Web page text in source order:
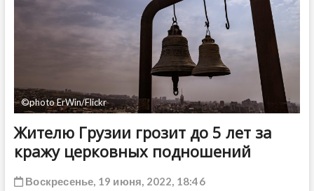
©photo ErWin/Flickr
Жителю Грузии грозит до 5 лет за
кражу церковных подношений
Воскресенье, 19 июня, 2022, 18:46